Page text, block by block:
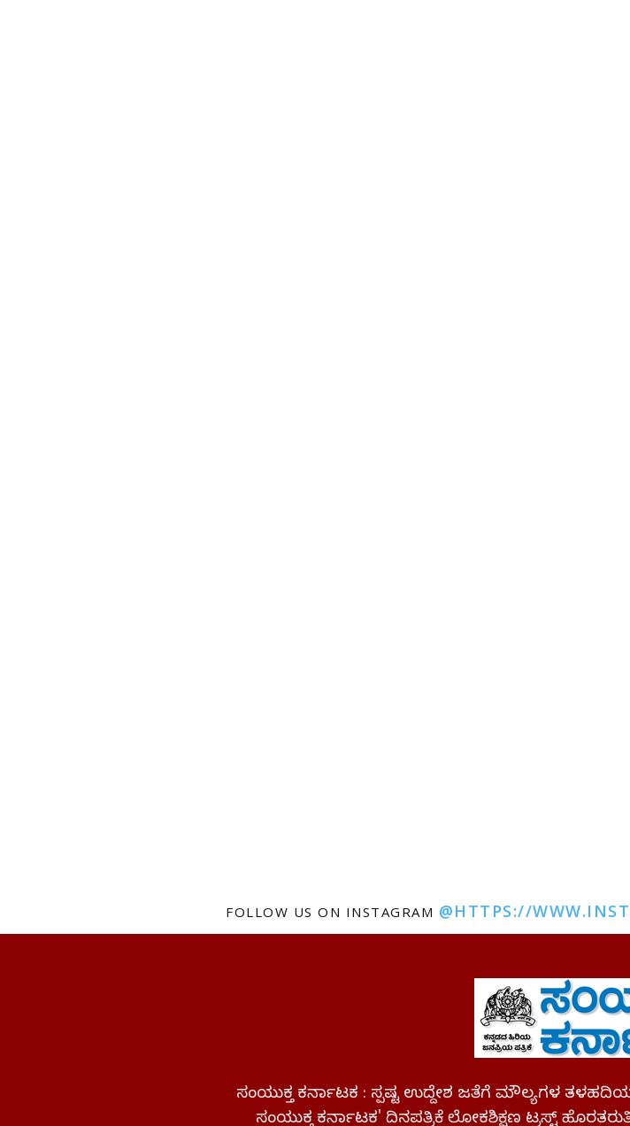
FOLLOW US ON INSTAGRAM @HTTPS://
ಸಂಯುಕ್ತ ಕರ್ನಾಟಕ : ಸ್ಪಷ್ಟ ಉದ್ದೇಶ ಜತೆಗೆ ಮೌಲ್ಯಗಳ
ಸಂಯುಕ್ತ ಕರ್ನಾಟಕ' ದಿನಪತ್ರಿಕೆ ಲೋಕಶಿಕ್ಷಣ ಟ್ರಸ್ಟ್